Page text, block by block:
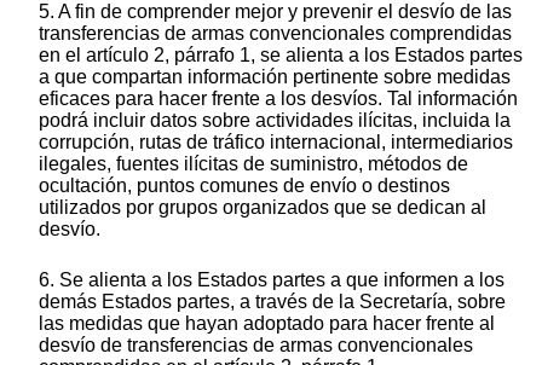
5. A fin de comprender mejor y prevenir el desvío de las
transferencias de armas convencionales comprendidas
en el artículo 2, párrafo 1, se alienta a los Estados partes
a que compartan información pertinente sobre medidas
eficaces para hacer frente a los desvíos. Tal información
podrá incluir datos sobre actividades ilícitas, incluida la
corrupción, rutas de tráfico internacional, intermediarios
ilegales, fuentes ilícitas de suministro, métodos de
ocultación, puntos comunes de envío o destinos
utilizados por grupos organizados que se dedican al
desvío.
6. Se alienta a los Estados partes a que informen a los
demás Estados partes, a través de la Secretaría, sobre
las medidas que hayan adoptado para hacer frente al
desvío de transferencias de armas convencionales